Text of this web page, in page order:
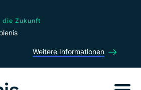
die Zukunft
Weitere Informationen